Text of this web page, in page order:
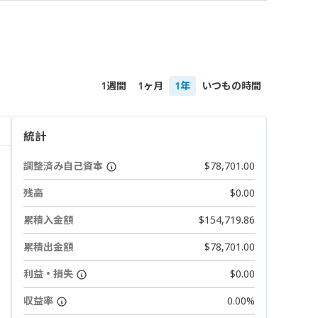
1週間 1ヶ月 1年 いつもの時間
統計
調整済み自己資本
$78,701.00
残高
$0.00
累積入金額
$154,719.86
累積出金額
$78,701.00
利益・損失
$0.00
収益率
0.00%